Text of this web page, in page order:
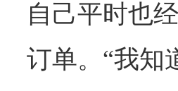
自己平时也
订单。“我知